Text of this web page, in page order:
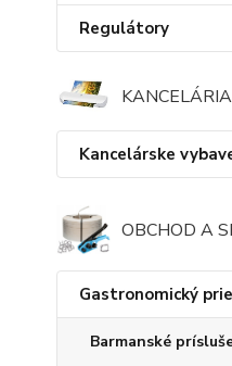
Regulátory
Kancelárske
OBCHOD A
Gastronomický
Barmanské